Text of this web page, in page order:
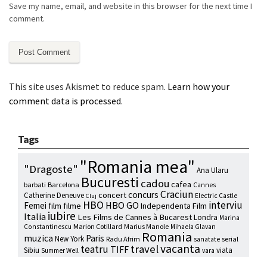
Save my name, email, and website in this browser for the next time I
comment.
This site uses Akismet to reduce spam. Learn how your
comment data is processed.
Tags
"Dragoste" "Romania mea" Ana Ularu
barbati Barcelona Bucuresti cadou cafea Cannes
Catherine Deneuve Cluj concertconcurs Craciun Electric Castle
Femei film filme HBO HBO GO Independenta Film interviu
Italiaiubire Les Films de Cannes à BucarestLondra Marina
Constantinescu Marion Cotillard Marius Manole Mihaela Glavan
muzica New York Paris Radu Afrim Romania sanatate serial
Sibiu Summer Well teatru TIFF travelvacanta vara viata